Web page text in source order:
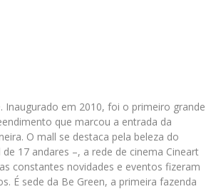
em 2010, foi o primeiro grande
que marcou a entrada da
O mall se destaca pela beleza do
17 andares –, a rede de cinema Cineart
constantes novidades e eventos fizeram
É sede da Be Green, a primeira fazenda